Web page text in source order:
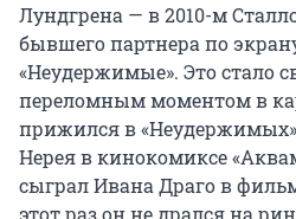
Лундгрена — в 2010-м
бывшего партнера по
«Неудержимые». Это стало
переломным моментом в
прижился в
Нерея в кинокомиксе
сыграл Ивана Драго в
этот раз он не дрался на